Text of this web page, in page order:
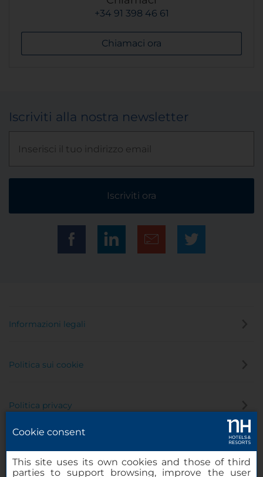
+34 91 398 46 61
Chiamaci ora
Iscriviti alla nostra newsletter
Iscriviti ora
Informazioni legali
Politica sui cookie
Politica privacy
Cookie consent
This site uses its own cookies and those of third
parties to support browsing, improve the user